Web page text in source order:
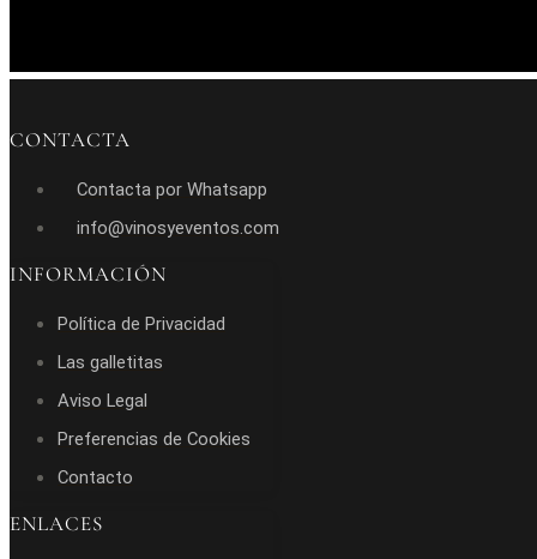
CONTACTA
Contacta por Whatsapp
info@vinosyeventos.com
INFORMACIÓN
Política de Privacidad
Las galletitas
Aviso Legal
Preferencias de Cookies
Contacto
ENLACES